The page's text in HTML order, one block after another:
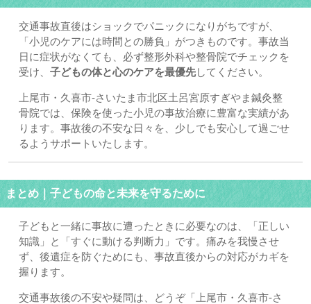
交通事故直後はショックでパニックになりがちですが、
「小児のケアには時間との勝負」がつきものです。事故当
日に症状がなくても、必ず整形外科や整骨院でチェックを
受け、 子どもの体と心のケアを最優先してください。
上尾市・久喜市-さいたま市北区土呂宮原すぎやま鍼灸整
骨院では、保険を使った小児の事故治療に豊富な実績があ
ります。事故後の不安な日々を、少しでも安心して過ごせ
るようサポートいたします。
まとめ｜子どもの命と未来を守るために
子どもと一緒に事故に遭ったときに必要なのは、「正しい
知識」と「すぐに動ける判断力」です。痛みを我慢させ
ず、後遺症を防ぐためにも、事故直後からの対応がカギを
握ります。
交通事故後の不安や疑問は、どうぞ「上尾市・久喜市-さ